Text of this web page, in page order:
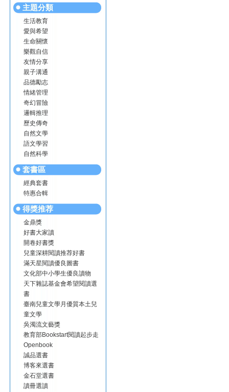
主題分類
生活教育
愛與希望
生命關懷
樂觀自信
友情分享
親子溝通
品德勵志
情緒管理
奇幻冒險
邏輯推理
歷史傳奇
自然文學
語文學習
自然科學
套書區
經典套書
特惠合輯
得獎推荐
金鼎獎
好書大家讀
開卷好書獎
兒童深耕閱讀推荐好書
滿天星閱讀優良圖書
文化部中小學生優良讀物
天下雜誌基金會希望閱讀選
書
臺南兒童文學月優質本土兒
童文學
吳濁流文藝獎
教育部Bookstart閱讀起步走
Openbook
誠品選書
博客來選書
金石堂選書
讀冊選讀